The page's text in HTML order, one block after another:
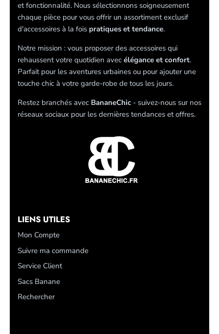
et fonctionnalité. Nous sélectionnons soigneusement
chaque pièce pour vous offrir un assortiment exclusif
d'accessoires à la fois pratiques et tendance.
Notre mission : vous proposer des accessoires qui
rehaussent votre quotidien avec élégance et confort.
Parfait pour les aventures urbaines ou pour ajouter une
touche chic à votre garde-robe de tous les jours.
Restez branchés avec BananeChic - suivez-nous sur nos
réseaux sociaux pour les dernières tendances et offres.
LIENS UTILES
Mon Compte
Suivre ma commande
Service Client
Sacs Banane
Rechercher